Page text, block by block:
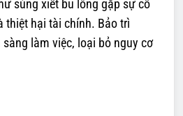
súng xiết bu lông gặp sự cố
thiệt hại tài chính. Bảo trì
làm việc, loại bỏ nguy cơ